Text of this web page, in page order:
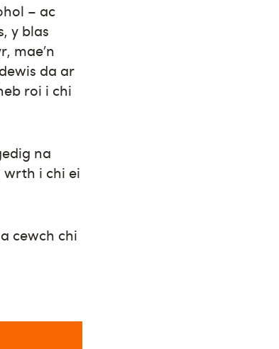
– ac
y blas
mae’n
da ar
roi i chi
na
i chi ei
cewch chi